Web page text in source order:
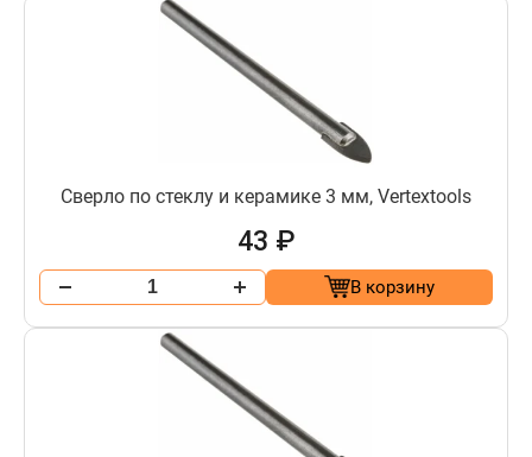
Сверло по стеклу и керамике 3 мм, Vertextools
43 ₽
В корзину